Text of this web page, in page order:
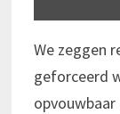
We zeggen
geforceerd